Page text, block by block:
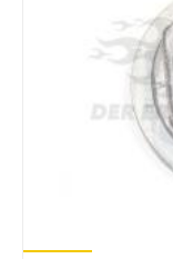
Seat
Skoda
Smart